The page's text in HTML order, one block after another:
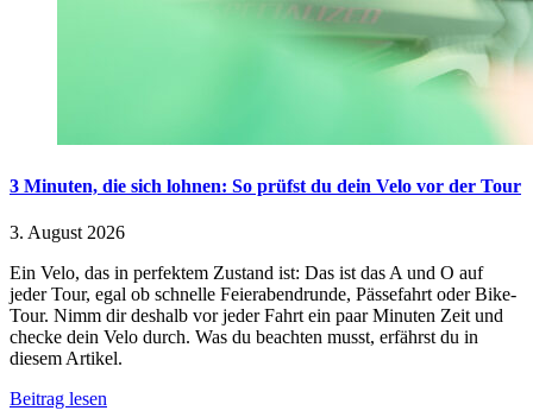
3 Minuten, die sich lohnen: So prüfst du dein Velo vor der Tour
3. August 2026
Ein Velo, das in perfektem Zustand ist: Das ist das A und O auf
jeder Tour, egal ob schnelle Feierabendrunde, Pässefahrt oder Bike-
Tour. Nimm dir deshalb vor jeder Fahrt ein paar Minuten Zeit und
checke dein Velo durch. Was du beachten musst, erfährst du in
diesem Artikel.
Beitrag lesen